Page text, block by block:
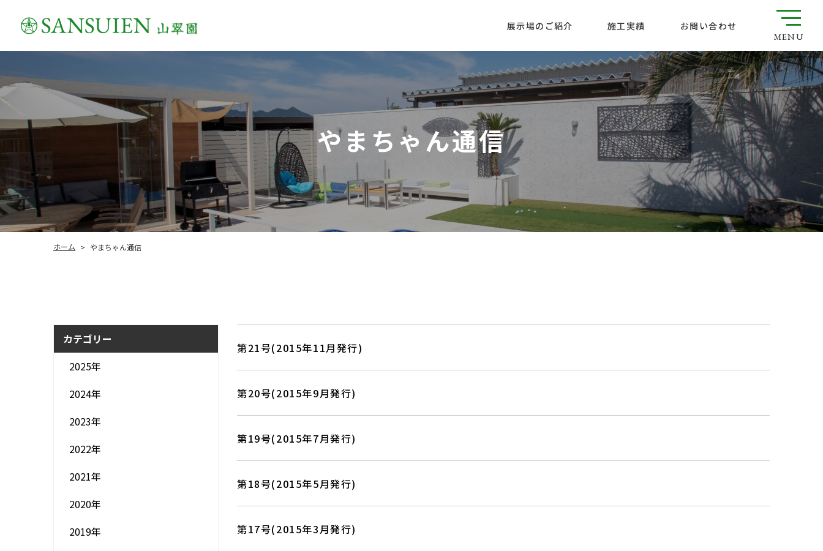
展示場のご紹介 施工実績 お問い合わせ
MENU
ホーム
会社紹介
受賞歴
施工実績
お客様の声
お知らせ・ブログ
やまちゃん通信
施工の流れ
保証について
ローンについて
よくあるご質問
採用情報
お問い合わせ やまちゃん通信
ホーム > やまちゃん通信
カテゴリー
2025年
2024年
2023年
2022年
2021年
2020年
2019年
第21号(2015年11月発行)
第20号(2015年9月発行)
第19号(2015年7月発行)
第18号(2015年5月発行)
第17号(2015年3月発行)